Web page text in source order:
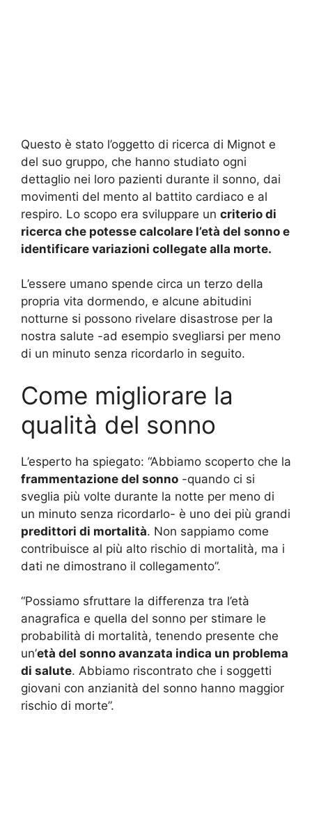
Questo è stato l’oggetto di ricerca di Mignot e
del suo gruppo, che hanno studiato ogni
dettaglio nei loro pazienti durante il sonno, dai
movimenti del mento al battito cardiaco e al
respiro. Lo scopo era sviluppare un criterio di
ricerca che potesse calcolare l’età del sonno e
identificare variazioni collegate alla morte.
L’essere umano spende circa un terzo della
propria vita dormendo, e alcune abitudini
notturne si possono rivelare disastrose per la
nostra salute -ad esempio svegliarsi per meno
di un minuto senza ricordarlo in seguito.
Come migliorare la
qualità del sonno
L’esperto ha spiegato: “Abbiamo scoperto che la
frammentazione del sonno -quando ci si
sveglia più volte durante la notte per meno di
un minuto senza ricordarlo- è uno dei più grandi
predittori di mortalità. Non sappiamo come
contribuisce al più alto rischio di mortalità, ma i
dati ne dimostrano il collegamento”.
“Possiamo sfruttare la differenza tra l’età
anagrafica e quella del sonno per stimare le
probabilità di mortalità, tenendo presente che
un’età del sonno avanzata indica un problema
di salute. Abbiamo riscontrato che i soggetti
giovani con anzianità del sonno hanno maggior
rischio di morte”.